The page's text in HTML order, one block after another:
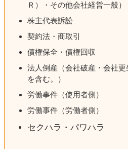
Ｒ）・その他会社経営一般
株主代表訴訟
契約法・商取引
債権保全・債権回収
法人倒産（会社破産・会社
を含む。）
労働事件（使用者側）
労働事件（労働者側）
セクハラ・パワハラ